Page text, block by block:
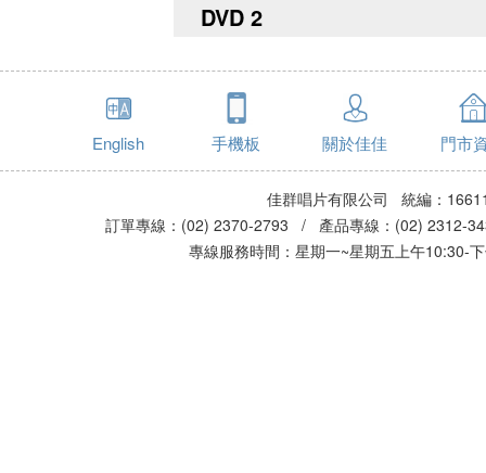
DVD 2
English 手機板 關於佳佳 門市
佳群唱片有限公司 統編：
訂單專線：(02) 2370-2793 / 產品專線：(02)
專線服務時間：星期一~星期五上午10:30-